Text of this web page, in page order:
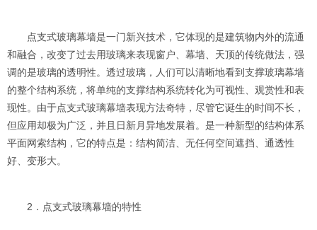
点支式玻璃幕墙是一门新兴技术，它体现的是建筑物内外的流通
和融合，改变了过去用玻璃来表现窗户、幕墙、天顶的传统做法，强
调的是玻璃的透明性。透过玻璃，人们可以清晰地看到支撑玻璃幕墙
的整个结构系统，将单纯的支撑结构系统转化为可视性、观赏性和表
现性。由于点支式玻璃幕墙表现方法奇特，尽管它诞生的时间不长，
但应用却极为广泛，并且日新月异地发展着。是一种新型的结构体系
平面网索结构，它的特点是：结构简洁、无任何空间遮挡、通透性
好、变形大。
2．点支式玻璃幕墙的特性